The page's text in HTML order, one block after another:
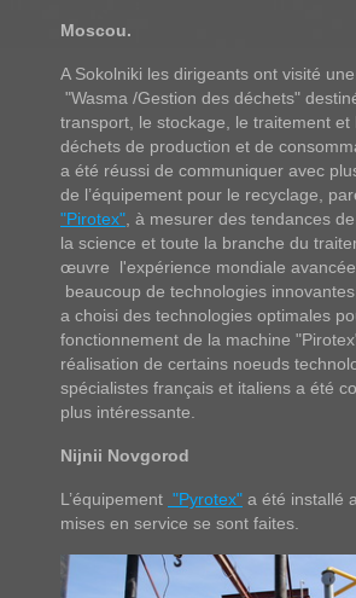
Moscou.
A Sokolniki les dirigeants ont visité
"Wasma /Gestion des déchets"
transport, le stockage, le traitement et
déchets de production et de
a été réussi de communiquer avec
de l’équipement pour le recyclage,
"Pirotex" à mesurer des tendances
la science et toute la branche du
œuvre l'expérience mondiale
beaucoup de technologies
a choisi des technologies optimales
fonctionnement de la machine
réalisation de certains noeuds
spécialistes français et italiens a été
plus intéressante.
Nijnii Novgorod
L’équipement "Pyrotex" a été installé
mises en service se sont faites.